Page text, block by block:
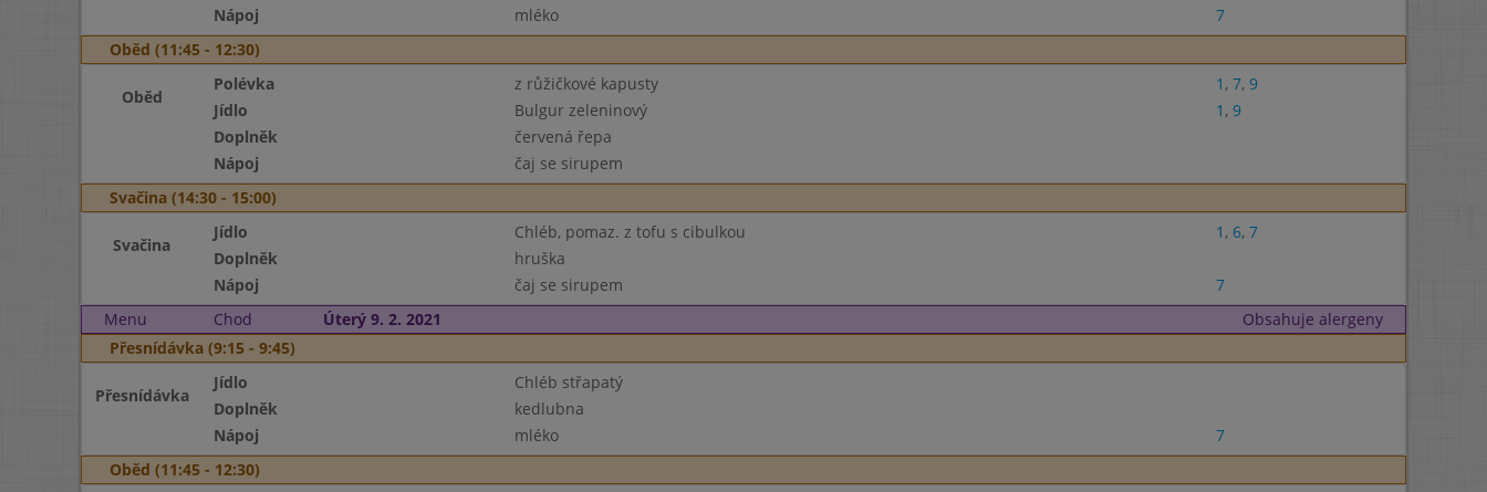
Nápoj
mléko
7
Oběd (11:45 - 12:30)
Oběd
Polévka z růžičkové kapusty 1 , 7, 9
Jídlo
Bulgur zeleninový 1 , 9
Doplněk
červená řepa
Nápoj
čaj se sirupem
Svačina (14:30 - 15:00)
Svačina
Jídlo Chléb, pomaz. z tofu s cibulkou 1 , 6, 7
Doplněk
hruška
Nápoj
čaj se sirupem
7
Menu
Chod Úterý 9. 2. 2021
Obsahuje alergeny
Přesnídávka (9:15 - 9:45)
Přesnídávka
Jídlo
Chléb střapatý
Doplněk
kedlubna
Nápoj
mléko
7
Oběd (11:45 - 12:30)